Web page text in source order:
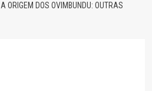
A ORIGEM DOS OVIMBUNDU: OUTRAS